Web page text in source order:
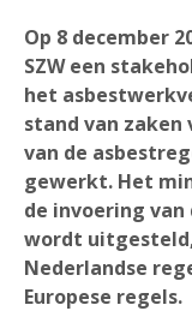
Op 8 december
SZW een
het
stand van
van de
gewerkt. Het
de invoering
wordt
Nederlandse
Europese regels.